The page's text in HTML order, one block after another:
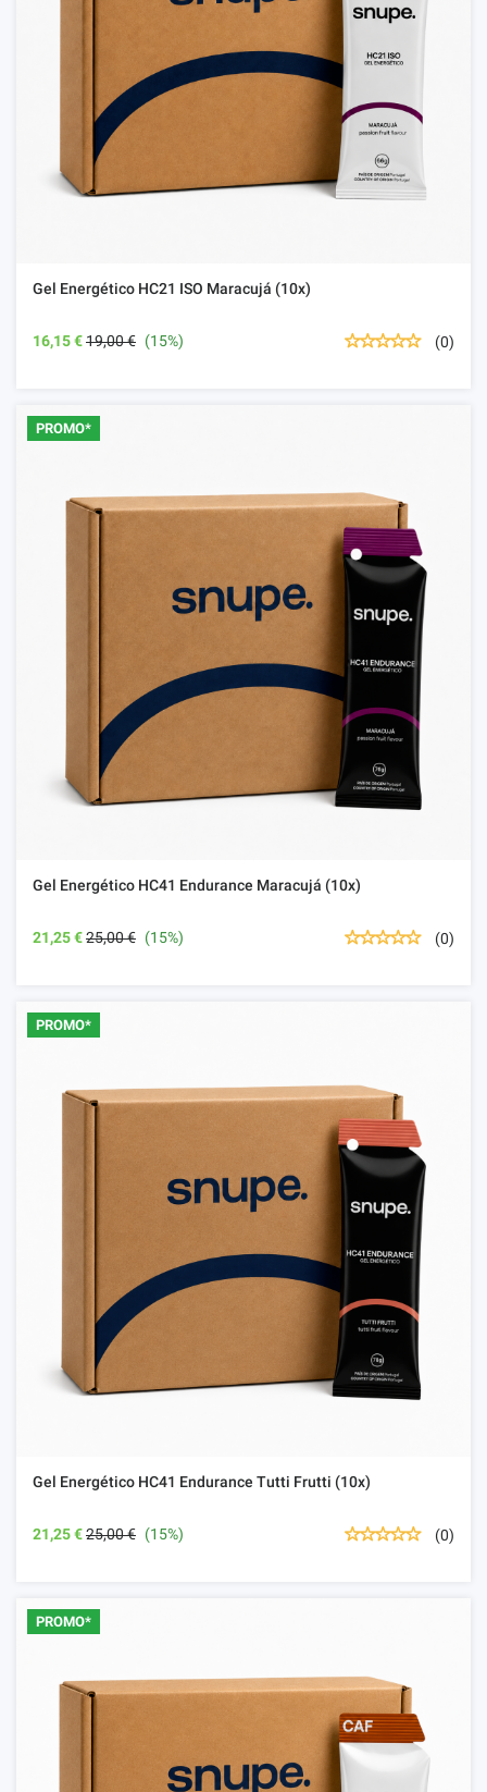
Gel Energético HC21 ISO Maracujá (10x)
16,15 €19,00 € (15%) (0)
PROMO*
Gel Energético HC41 Endurance Maracujá (10x)
21,25 €25,00 € (15%) (0)
PROMO*
Gel Energético HC41 Endurance Tutti Frutti (10x)
21,25 €25,00 € (15%) (0)
PROMO*